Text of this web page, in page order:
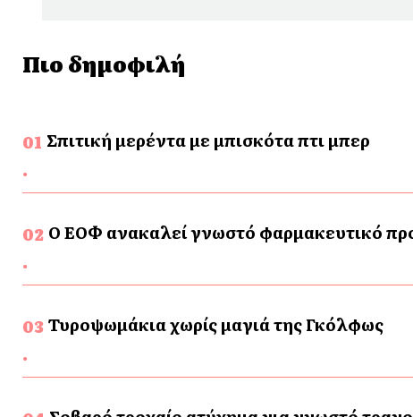
Πιο δημοφιλή
Σπιτική μερέντα με μπισκότα πτι μπερ
Ο ΕΟΦ ανακαλεί γνωστό φαρμακευτικό
Τυροψωμάκια χωρίς μαγιά της Γκόλφως